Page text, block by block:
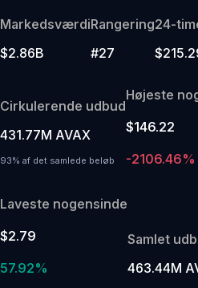
Markedsværdi
$2.86B
Rangering
#27
24-
Cirkulerende udbud
431.77M AVAX
93% af det samlede beløb
Højeste
$146.22
-2106.46%
Laveste nogensinde
$2.79
57.92%
Samlet
463.44M